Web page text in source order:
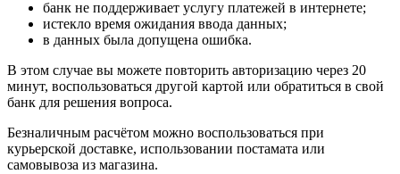
банк не поддерживает услугу платежей в интернете;
истекло время ожидания ввода данных;
в данных была допущена ошибка.
В этом случае вы можете повторить авторизацию через 20
минут, воспользоваться другой картой или обратиться в свой
банк для решения вопроса.
Безналичным расчётом можно воспользоваться при
курьерской доставке, использовании постамата или
самовывоза из магазина.